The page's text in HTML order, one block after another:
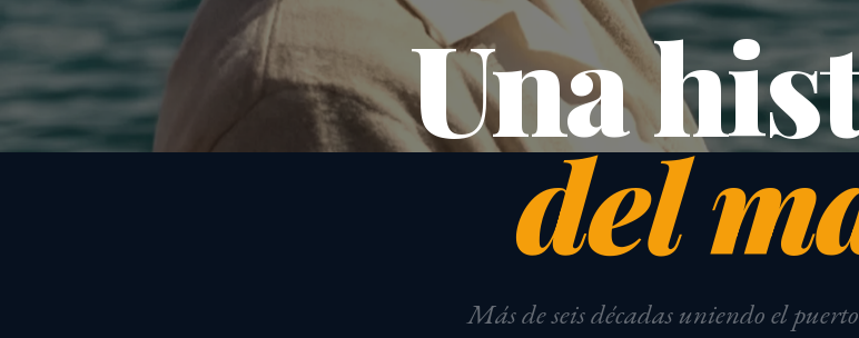
Una
del
Más de seis décadas uniendo el